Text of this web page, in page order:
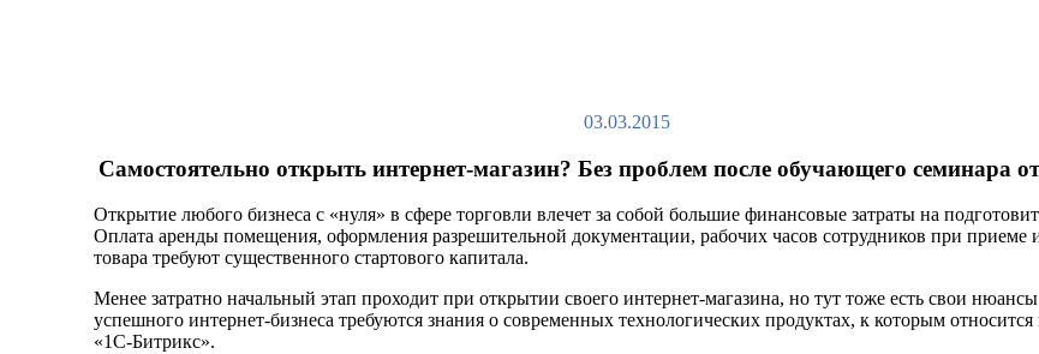
03.03.2015
Самостоятельно открыть интернет-магазин? Без проблем после обучающего семинара
Открытие любого бизнеса с «нуля» в сфере торговли влечет за собой большие финансовые затраты на
Оплата аренды помещения, оформления разрешительной документации, рабочих часов сотрудников при приеме
товара требуют существенного стартового капитала.
Менее затратно начальный этап проходит при открытии своего интернет-магазина, но тут тоже есть свои
успешного интернет-бизнеса требуются знания о современных технологических продуктах, к которым
«1С-Битрикс».